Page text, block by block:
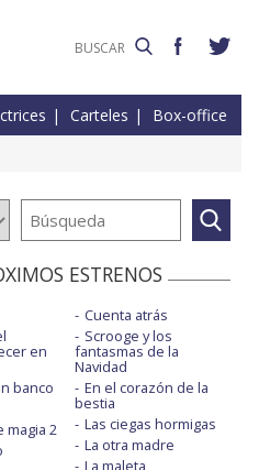
Carteles Box-office
ESTRENOS
en
banco
magia 2
Cuenta atrás
Scrooge y los
fantasmas de la
Navidad
En el corazón de la
bestia
Las ciegas hormigas
La otra madre
La maleta